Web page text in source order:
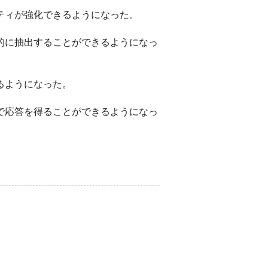
が強化できるようになった。
抽出することができるようになっ
うになった。
答を得ることができるようになっ